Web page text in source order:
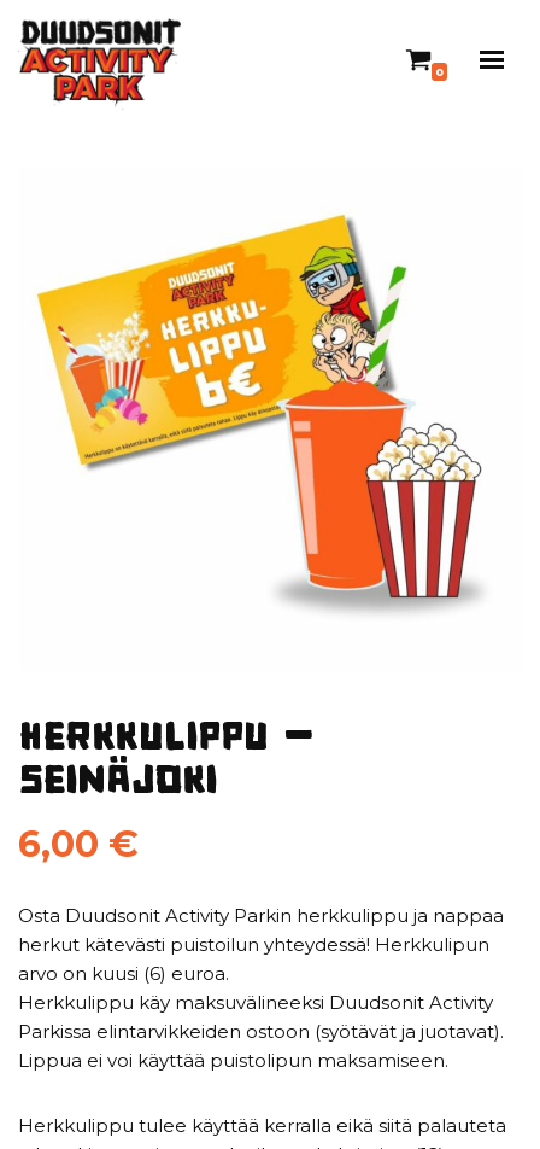
Siirry
suoraan
0
Herkkulippu –
Seinäjoki
6,00 €
Osta Duudsonit Activity Parkin herkkulippu ja nappaa
herkut kätevästi puistoilun yhteydessä! Herkkulipun
arvo on kuusi (6) euroa.
Herkkulippu käy maksuvälineeksi Duudsonit Activity
Parkissa elintarvikkeiden ostoon (syötävät ja juotavat).
Lippua ei voi käyttää puistolipun maksamiseen.
Herkkulippu tulee käyttää kerralla eikä siitä palauteta